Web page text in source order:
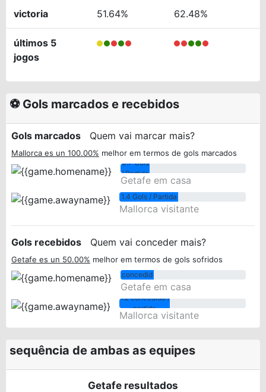
victoria 51.64% 62.48%
últimos 5
jogos
⚽ Gols marcados e recebidos
Gols marcados Quem vai marcar mais?
Mallorca es un 100.00% melhor em termos de gols marcados
0.7 Gols
/ Partida
Getafe em casa
1.4 Gols / Partida
Mallorca visitante
Gols recebidos Quem vai conceder mais?
Getafe es un 50.00% melhor em termos de gols sofridos
0.8
concedid
o / partido
Getafe em casa
1.2 concedido /
partido
Mallorca visitante
sequência de ambas as equipes
Getafe resultados